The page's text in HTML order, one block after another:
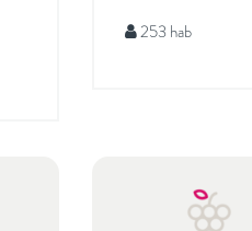
253 hab